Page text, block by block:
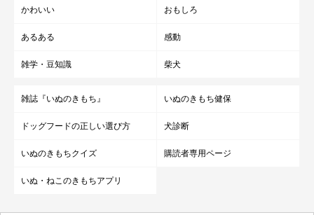
かわいい おもしろ
あるある 感動
雑学・豆知識 柴犬
雑誌『いぬのきもち』 いぬのきもち健保
ドッグフードの正しい選び方 犬診断
いぬのきもちクイズ 購読者専用ページ
いぬ・ねこのきもちアプリ